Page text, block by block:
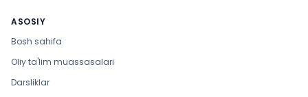
ASOSIY
Bosh sahifa
Oliy ta'lim muassasalari
Darsliklar